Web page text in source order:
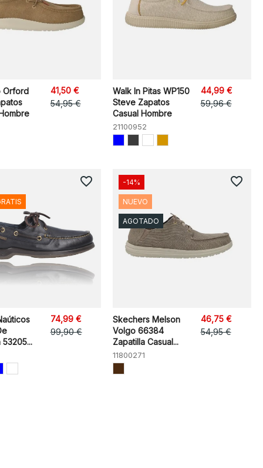
Orford
41,50 €
54,95 €
Walk In Pitas WP150
Steve Zapatos
Casual Hombre
21100952
44,99 €
59,96 €
53205...
74,99 €
99,90 €
favorite_border
Skechers Melson
Volgo 66384
Zapatilla Casual...
11800271
46,75 €
54,95 €
-14%
NUEVO
AGOTADO
favorite_border